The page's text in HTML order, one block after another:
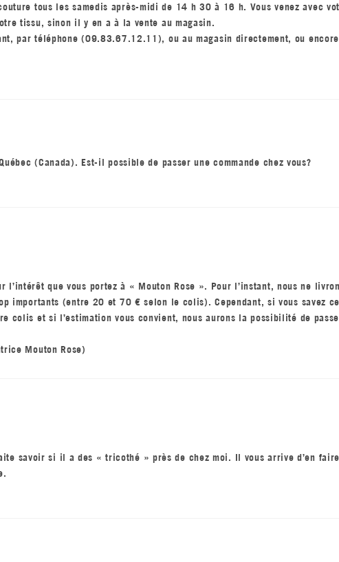
tous les samedis après-midi de 14 h 30 à 16 h. Vous venez avec
tissu, sinon il y en a à la vente au magasin.
par téléphone (09.83.67.12.11), ou au magasin directement, ou
(Canada). Est-il possible de passer une commande chez vous?
l’intérêt que vous portez à « Mouton Rose ». Pour l’instant, nous ne
importants (entre 20 et 70 € selon le colis). Cependant, si vous savez
colis et si l’estimation vous convient, nous aurons la possibilité de
Mouton Rose)
savoir si il a des « tricothé » près de chez moi. Il vous arrive d’en